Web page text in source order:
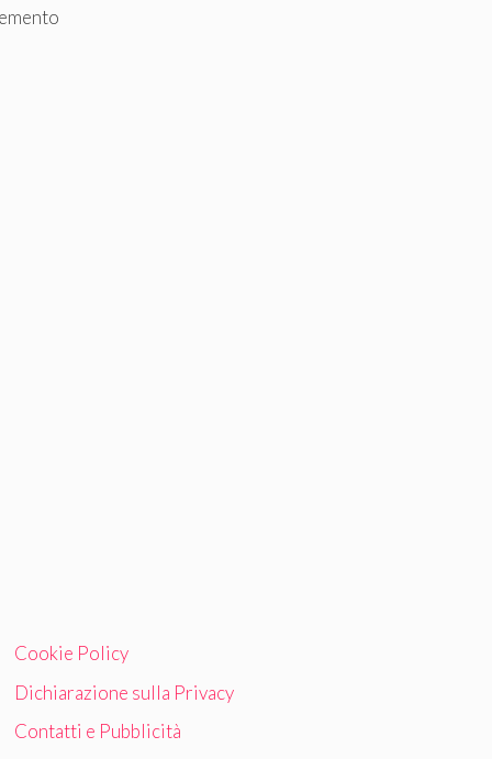
Cookie Policy
Dichiarazione sulla Privacy
Contatti e Pubblicità